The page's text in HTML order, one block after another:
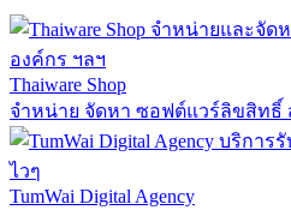
Thaiware Shop
จำหน่าย จัดหา ซอฟต์แวร์ลิขสิทธิ์
TumWai Digital Agency